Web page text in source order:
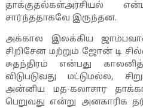
தாக்குதல்கள்அரசியல்
சார்ந்ததாகவே இருந்தன.
அக்கால இலக்கிய
சிறிசேன மற்றும் ஜோன் டி
சுதந்திரம் என்பது
விடுபடுவது மட்டுமல்ல,
அன்னிய மத-கலாசார
பெறுவது என்று அனகாரிக